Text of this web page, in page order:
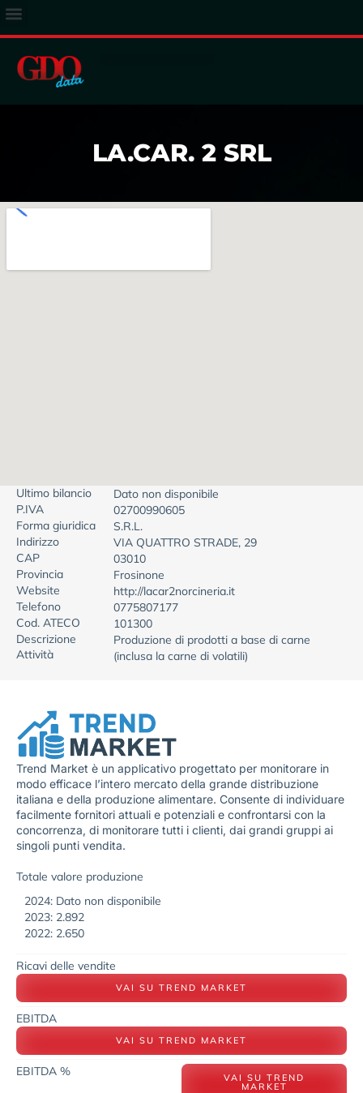
LA.CAR. 2 SRL
Ultimo bilancio
Dato non disponibile
P.IVA
02700990605
Forma giuridica
S.R.L.
Indirizzo
VIA QUATTRO STRADE, 29
CAP
03010
Provincia
Frosinone
Website
http://lacar2norcineria.it
Telefono
0775807177
Cod. ATECO
101300
Descrizione
Attività
Produzione di prodotti a base di carne
(inclusa la carne di volatili)
Trend Market è un applicativo progettato per monitorare in
modo efficace l’intero mercato della grande distribuzione
italiana e della produzione alimentare. Consente di individuare
facilmente fornitori attuali e potenziali e confrontarsi con la
concorrenza, di monitorare tutti i clienti, dai grandi gruppi ai
singoli punti vendita.
Totale valore produzione
2024: Dato non disponibile
2023: 2.892
2022: 2.650
Ricavi delle vendite
VAI SU TREND MARKET
EBITDA
VAI SU TREND MARKET
EBITDA % VAI SU TREND
MARKET